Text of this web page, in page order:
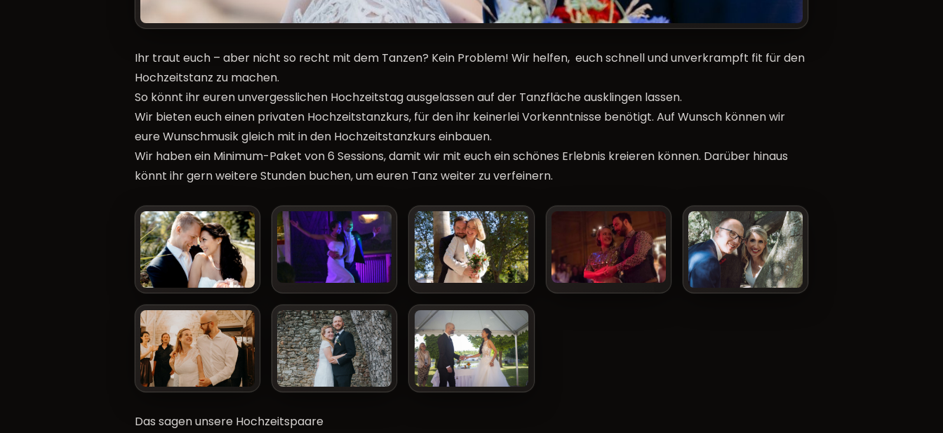
Ihr traut euch – aber nicht so recht mit dem Tanzen? Kein Problem! Wir helfen, euch schnell und unverkrampft fit für den
Hochzeitstanz zu machen.
So könnt ihr euren unvergesslichen Hochzeitstag ausgelassen auf der Tanzfläche ausklingen lassen.
Wir bieten euch einen privaten Hochzeitstanzkurs, für den ihr keinerlei Vorkenntnisse benötigt. Auf Wunsch können wir
eure Wunschmusik gleich mit in den Hochzeitstanzkurs einbauen.
Wir haben ein Minimum-Paket von 6 Sessions, damit wir mit euch ein schönes Erlebnis kreieren können. Darüber hinaus
könnt ihr gern weitere Stunden buchen, um euren Tanz weiter zu verfeinern.
Das sagen unsere Hochzeitspaare